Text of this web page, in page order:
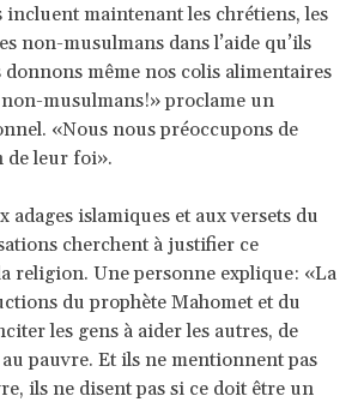
incluent maintenant les chrétiens, les
non-musulmans dans l’aide qu’ils
même nos colis alimentaires
musulmans!» proclame un
«Nous nous préoccupons de
de leur foi».
adages islamiques et aux versets du
cherchent à justifier ce
religion. Une personne explique: «La
du prophète Mahomet et du
les gens à aider les autres, de
pauvre. Et ils ne mentionnent pas
ils ne disent pas si ce doit être un